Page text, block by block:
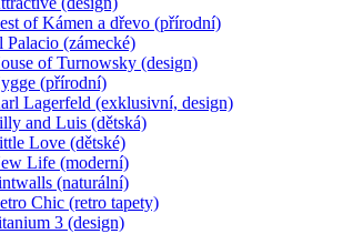
of Kámen a dřevo (přírodní)
Palacio (zámecké)
of Turnowsky (design)
(přírodní)
Lagerfeld (exklusivní, design)
and Luis (dětská)
Love (dětské)
Life (moderní)
(naturální)
Chic (retro tapety)
3 (design)